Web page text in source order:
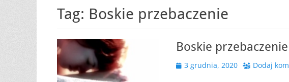
Tag: Boskie przebaczenie
Boskie przebaczenie
Opublikowano
3 grudnia, 2020 Dodaj